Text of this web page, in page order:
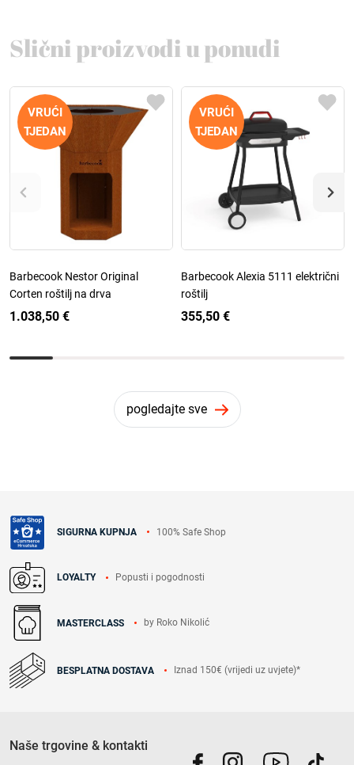
Slični proizvodi u ponudi
VRUĆI
TJEDAN
Barbecook Nestor Original
Corten roštilj na drva
1.038,50 €
VRUĆI
TJEDAN
Barbecook Alexia 5111 električni
roštilj
355,50 €
pogledajte sve
SIGURNA KUPNJA 100% Safe Shop
LOYALTY Popusti i pogodnosti
MASTERCLASS by Roko Nikolić
BESPLATNA DOSTAVA Iznad 150€ (vrijedi uz uvjete)*
Naše trgovine & kontakti